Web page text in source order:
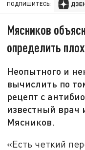
ПОДПИШИТЕСЬ:
Мясников
определить
Неопытного и
вычислить по
рецепт с
известный врач
Мясников.
«Есть четкий